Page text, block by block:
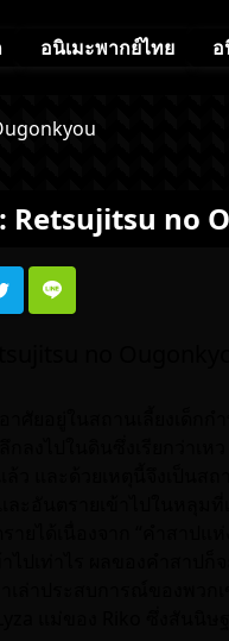
อนิเมะพากย์ไทย อ
Retsujitsu no